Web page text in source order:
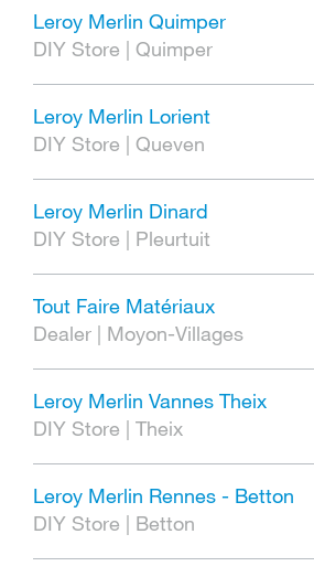
Leroy Merlin Quimper
DIY Store | Quimper
Leroy Merlin Lorient
DIY Store | Queven
Leroy Merlin Dinard
DIY Store | Pleurtuit
Tout Faire Matériaux
Dealer | Moyon-Villages
Leroy Merlin Vannes Theix
DIY Store | Theix
Leroy Merlin Rennes - Betton
DIY Store | Betton